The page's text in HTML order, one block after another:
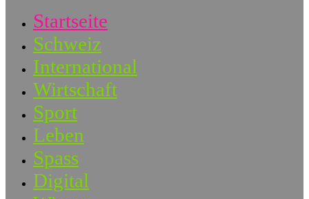
Startseite
Schweiz
International
Wirtschaft
Sport
Leben
Spass
Digital